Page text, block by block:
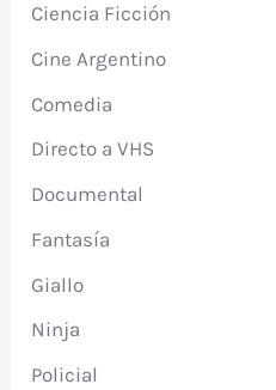
Ciencia Ficción
Cine Argentino
Comedia
Directo a VHS
Documental
Fantasía
Giallo
Ninja
Policial